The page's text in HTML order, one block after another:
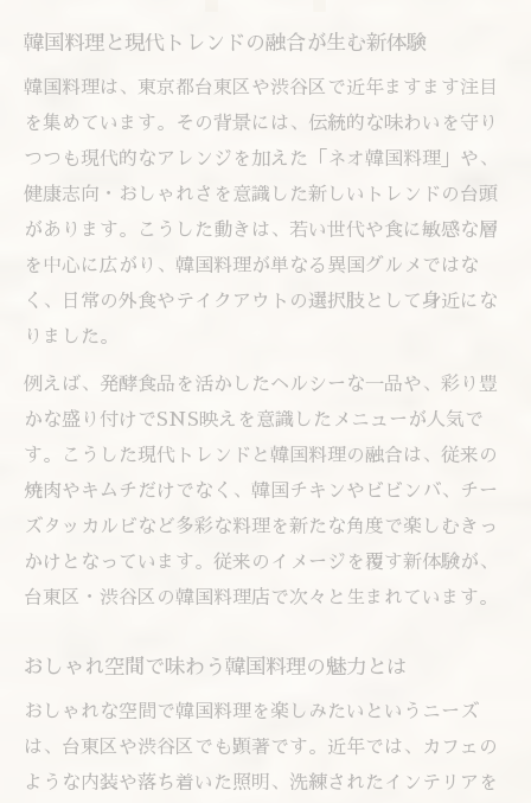
韓国料理と現代トレンドの融合が生む新体験
韓国料理は、東京都台東区や渋谷区で近年ますます注目
を集めています。その背景には、伝統的な味わいを守り
つつも現代的なアレンジを加えた「ネオ韓国料理」や、
健康志向・おしゃれさを意識した新しいトレンドの台頭
があります。こうした動きは、若い世代や食に敏感な層
を中心に広がり、韓国料理が単なる異国グルメではな
く、日常の外食やテイクアウトの選択肢として身近にな
りました。
例えば、発酵食品を活かしたヘルシーな一品や、彩り豊
かな盛り付けでSNS映えを意識したメニューが人気で
す。こうした現代トレンドと韓国料理の融合は、従来の
焼肉やキムチだけでなく、韓国チキンやビビンバ、チー
ズタッカルビなど多彩な料理を新たな角度で楽しむきっ
かけとなっています。従来のイメージを覆す新体験が、
台東区・渋谷区の韓国料理店で次々と生まれています。
おしゃれ空間で味わう韓国料理の魅力とは
おしゃれな空間で韓国料理を楽しみたいというニーズ
は、台東区や渋谷区でも顕著です。近年では、カフェの
ような内装や落ち着いた照明、洗練されたインテリアを